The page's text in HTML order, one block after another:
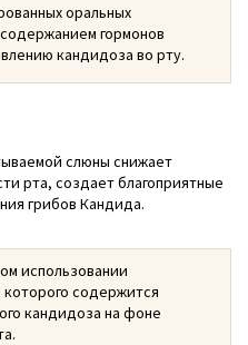
оральных
гормонов
кандидоза во рту.
слюны снижает
рта, создает благоприятные
грибов Кандида.
использовании
которого содержится
кандидоза на фоне